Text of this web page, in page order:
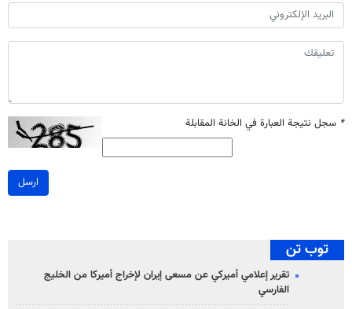
* سجل نتيجة العبارة في الخانة المقابلة
ارسل
توب تن
تقرير إعلامي أميركي عن مسعى إيران لإخراج أميركا من الخليج
الفارسي